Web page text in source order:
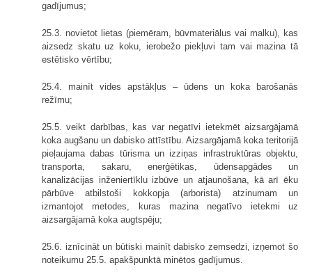
gadījumus;
25.3. novietot lietas (piemēram, būvmateriālus vai malku), kas
aizsedz skatu uz koku, ierobežo piekļuvi tam vai mazina tā
estētisko vērtību;
25.4. mainīt vides apstākļus – ūdens un koka barošanās
režīmu;
25.5. veikt darbības, kas var negatīvi ietekmēt aizsargājamā
koka augšanu un dabisko attīstību. Aizsargājamā koka teritorijā
pieļaujama dabas tūrisma un izziņas infrastruktūras objektu,
transporta, sakaru, enerģētikas, ūdensapgādes un
kanalizācijas inženiertīklu izbūve un atjaunošana, kā arī ēku
pārbūve atbilstoši kokkopja (arborista) atzinumam un
izmantojot metodes, kuras mazina negatīvo ietekmi uz
aizsargājamā koka augtspēju;
25.6. iznīcināt un būtiski mainīt dabisko zemsedzi, izņemot šo
noteikumu 25.5. apakšpunktā minētos gadījumus.